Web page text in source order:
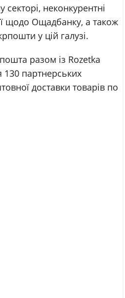
секторі, неконкурентні
щодо Ощадбанку, а також
у цій галузі.
разом із Rozetka
130 партнерських
доставки товарів по